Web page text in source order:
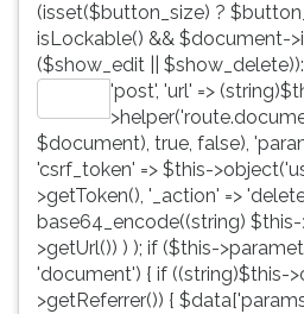
(isset($button_size) ?
isLockable() && $document-
($show_edit ||
'post', 'url' =>
$document), true, false),
'csrf_token' => $this-
>getToken(), '_action' =>
base64_encode((string)
>getUrl()) ) ); if ($this-
'document') { if ((string)$this-
>getReferrer()) {